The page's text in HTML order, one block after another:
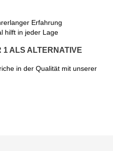
Erfahrung
hilft in jeder Lage
1 ALS ALTERNATIVE
in der Qualität mit unserer